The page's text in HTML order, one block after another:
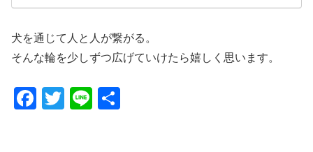
犬を通じて人と人が繋がる。
そんな輪を少しずつ広げていけたら嬉しく思います。
F
T
Li